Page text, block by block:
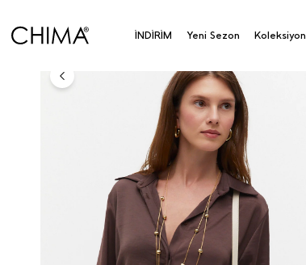
İNDİRİM Yeni Sezon Koleksiyon
Anasayfa